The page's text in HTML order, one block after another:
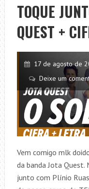
TOQUE
QUEST +
17 de agosto de
Deixe um
Vem comigo mlk
da banda Jota
junto com Plínio